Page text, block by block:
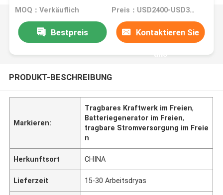
MOQ：Verkäuflich Preis：USD2400-USD3200/whole ststem
Bestpreis Kontaktieren Sie
uns
PRODUKT-BESCHREIBUNG
Markieren:
Tragbares Kraftwerk im Freien,
Batteriegenerator im Freien,
tragbare Stromversorgung im Freie
n
Herkunftsort CHINA
Lieferzeit 15-30 Arbeitsdryas